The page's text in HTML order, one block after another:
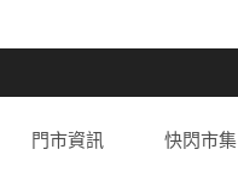
門市資訊 快閃市集